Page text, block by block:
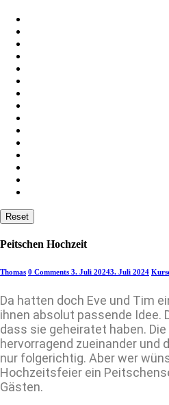
Reset
Peitschen Hochzeit
Thomas 0 Comments 3. Juli 20243. Juli 2024
Da hatten doch Eve und Tim
ihnen absolut passende Idee.
dass sie geheiratet haben.
hervorragend zueinander und
nur folgerichtig. Aber wer
Hochzeitsfeier ein
Gästen.